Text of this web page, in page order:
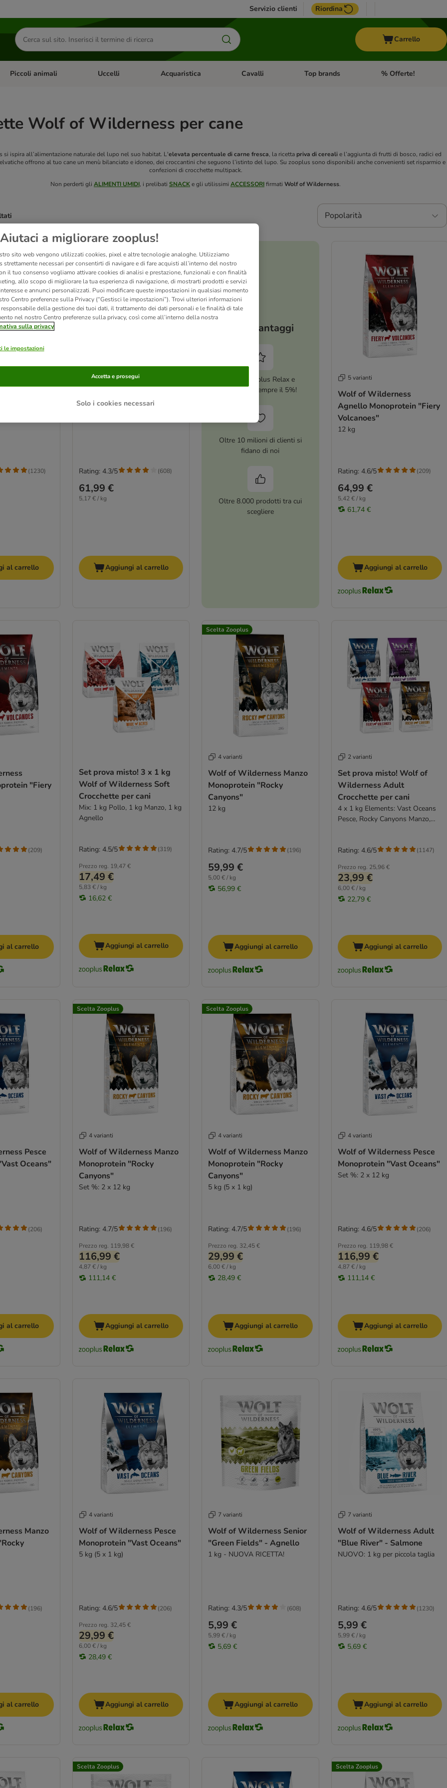
Servizio clienti Riordina
Cerca
prodotti
Carrello
Apri Menu Categoria: Diete e antiparassitari
Piccoli animali Apri Menu Categoria: Piccoli animali
Uccelli Apri Menu Categoria: Uccelli
Acquaristica Apri Menu Categoria: Acquaristica
Cavalli Apri Menu Categoria: Cavalli
Top brands Apri Menu Categoria:
% Offerte!
Wolf of Wilderness per cane
ispira all’alimentazione naturale del lupo nel suo habitat. L'elevata percentuale di carne fresca, la ricetta priva di cerealie l’aggiunta di frutti di bosco, radici ed
offrono al tuo cane un menù bilanciato e idoneo, dei croccantini che seguono l’istinto del lupo. Su zooplus sono disponibili anche convenienti set risparmio e
confezioni di crocchette multipack.
Non perderti gli ALIMENTI UMIDI, i prelibati SNACKe gli utilissimi ACCESSORIfirmati Wolf of Wilderness.
Popolarità
been changed
Adult
(1230)
al carrello
7 varianti
"Green Fields" - Agnello
61,99 €
5,17 € / kg
Rating: 4.3/5 (608)
Aggiungi al carrello
I tuoi vantaggi
Attiva zooplus Relax e
risparmia sempre il 5%!
Oltre 10 milioni di clienti si
fidano di noi
Oltre 8.000 prodotti tra cui
scegliere
5 varianti
Wolf of Wilderness
Agnello Monoprotein "Fiery
Volcanoes"
12 kg
64,99 €
5,42 € / kg
61,74 €
Rating: 4.6/5 (209)
Aggiungi al carrello
"Fiery
(209)
al carrello
Set prova misto! 3 x 1 kg
Wolf of Wilderness Soft
Crocchette per cani
Mix: 1 kg Pollo, 1 kg Manzo, 1 kg
Agnello
Prezzo reg. 19,47 €
17,49 €
5,83 € / kg
16,62 €
Rating: 4.5/5 (319)
Aggiungi al carrello
Scelta Zooplus
4 varianti
Wolf of Wilderness Manzo
Monoprotein "Rocky
Canyons"
12 kg
59,99 €
5,00 € / kg
56,99 €
Rating: 4.7/5 (196)
Aggiungi al carrello
2 varianti
Set prova misto! Wolf of
Wilderness Adult
Crocchette per cani
4 x 1 kg Elements: Vast Oceans
Pesce, Rocky Canyons Manzo,
Prezzo reg. 25,96 €
23,99 €
6,00 € / kg
22,79 €
Rating: 4.6/5 (1147)
Aggiungi al carrello
Pesce
Oceans"
(206)
al carrello
Scelta Zooplus
4 varianti
Wolf of Wilderness Manzo
Monoprotein "Rocky
Canyons"
Set %: 2 x 12 kg
Prezzo reg. 119,98 €
116,99 €
4,87 € / kg
111,14 €
Rating: 4.7/5 (196)
Aggiungi al carrello
Scelta Zooplus
4 varianti
Wolf of Wilderness Manzo
Monoprotein "Rocky
Canyons"
5 kg (5 x 1 kg)
Prezzo reg. 32,45 €
29,99 €
6,00 € / kg
28,49 €
Rating: 4.7/5 (196)
Aggiungi al carrello
4 varianti
Wolf of Wilderness Pesce
Monoprotein "Vast Oceans"
Set %: 2 x 12 kg
Prezzo reg. 119,98 €
116,99 €
4,87 € / kg
111,14 €
Rating: 4.6/5 (206)
Aggiungi al carrello
Manzo
(196)
al carrello
4 varianti
Wolf of Wilderness Pesce
Monoprotein "Vast Oceans"
5 kg (5 x 1 kg)
Prezzo reg. 32,45 €
29,99 €
6,00 € / kg
28,49 €
Rating: 4.6/5 (206)
Aggiungi al carrello
7 varianti
Wolf of Wilderness Senior
"Green Fields" - Agnello
1 kg - NUOVA RICETTA!
5,99 €
5,99 € / kg
5,69 €
Rating: 4.3/5 (608)
Aggiungi al carrello
7 varianti
Wolf of Wilderness Adult
"Blue River" - Salmone
NUOVO: 1 kg per piccola taglia
5,99 €
5,99 € / kg
5,69 €
Rating: 4.6/5 (1230)
Aggiungi al carrello
Scelta Zooplus Scelta Zooplus
Aiutaci a migliorare zooplus!
sito web vengono utilizzati cookies, pixel e altre tecnologie analoghe. Utilizziamo
strettamente necessari per consentirti di navigare e di fare acquisti all’interno del nostro
il tuo consenso vogliamo attivare cookies di analisi e prestazione, funzionali e con finalità
allo scopo di migliorare la tua esperienza di navigazione, di mostrarti prodotti e servizi
e annunci personalizzati. Puoi modificare queste impostazioni in qualsiasi momento
Centro preferenze sulla Privacy (“Gestisci le impostazioni”). Trovi ulteriori informazioni
della gestione dei tuoi dati, il trattamento dei dati personali e le finalità di tale
nel nostro Centro preferenze sulla privacy, così come all’interno della nostra
sulla privacy
le impostazioni
Solo i cookies necessari
Accetta e prosegui